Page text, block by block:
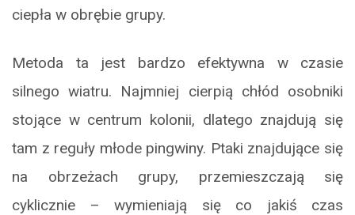
ciepła w obrębie grupy.
Metoda ta jest bardzo efektywna w czasie
silnego wiatru. Najmniej cierpią chłód osobniki
stojące w centrum kolonii, dlatego znajdują się
tam z reguły młode pingwiny. Ptaki znajdujące się
na obrzeżach grupy, przemieszczają się
cyklicznie – wymieniają się co jakiś czas